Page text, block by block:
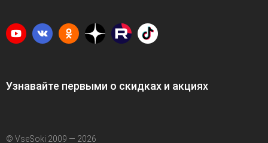
Узнавайте первыми о скидках и акциях
© VseSoki 2009 — 2026